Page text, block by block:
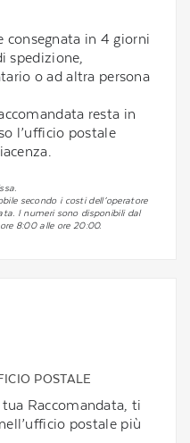
consegnata in 4 giorni
spedizione,
o ad altra persona
resta in
l’ufficio postale
secondo i costi dell’operatore
I numeri sono disponibili dal
8:00 alle ore 20:00.
POSTALE
tua Raccomandata, ti
postale più